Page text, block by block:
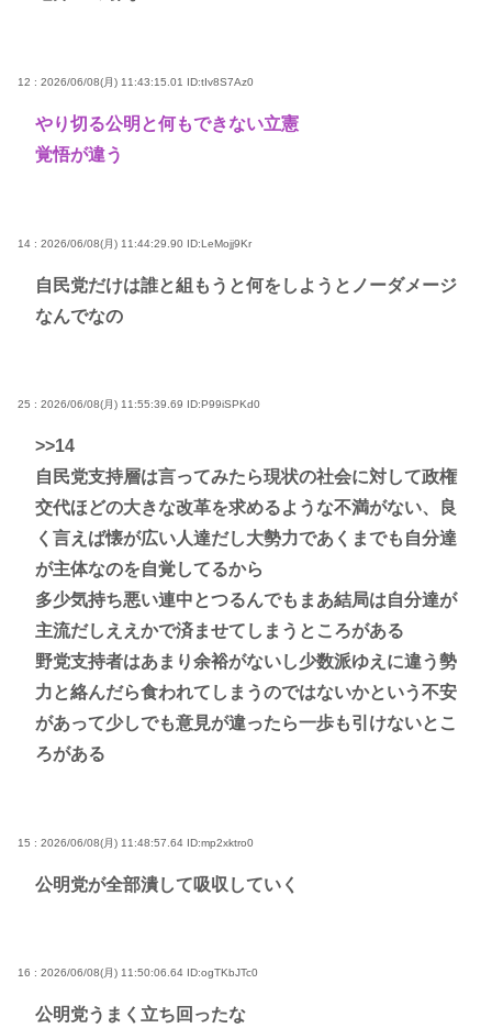
12 : 2026/06/08(月) 11:43:15.01 ID:tIv8S7Az0
やり切る公明と何もできない立憲
覚悟が違う
14 : 2026/06/08(月) 11:44:29.90 ID:LeMojj9Kr
自民党だけは誰と組もうと何をしようとノーダメージ
なんでなの
25 : 2026/06/08(月) 11:55:39.69 ID:P99iSPKd0
>>14
自民党支持層は言ってみたら現状の社会に対して政権
交代ほどの大きな改革を求めるような不満がない、良
く言えば懐が広い人達だし大勢力であくまでも自分達
が主体なのを自覚してるから
多少気持ち悪い連中とつるんでもまあ結局は自分達が
主流だしええかで済ませてしまうところがある
野党支持者はあまり余裕がないし少数派ゆえに違う勢
力と絡んだら食われてしまうのではないかという不安
があって少しでも意見が違ったら一歩も引けないとこ
ろがある
15 : 2026/06/08(月) 11:48:57.64 ID:mp2xktro0
公明党が全部潰して吸収していく
16 : 2026/06/08(月) 11:50:06.64 ID:ogTKbJTc0
公明党うまく立ち回ったな